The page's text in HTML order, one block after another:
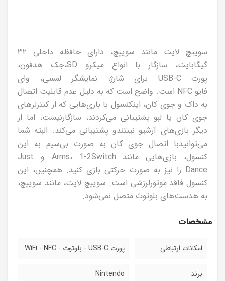
سوییچ لایت مانند سوییچ، دارای حافظه داخلی ۳۲
گیگابایت، سازگار با انواع میکرو SD،جک هدفون،
پورتUSB-C برای شارژ، نمایشگر لمسی، وای
فایوNFC است. واضح است که به دلیل عدم قابلیت اتصال
به داک و جوی کان، اینکنسول با بازی‌هایی که از کنترلرهای
جوی کان یا لبو پشتیبانی می‌کردند، سازگارنیست، اما از
دیگر بازی‌های آرشیو نینتندو پشتیبانی می‌کند. البته شما
می‌توانیدبا اتصال جوی کان به صورت بی‌سیم به این
کنسول، بازی‌هایی مانند
Arms، 1-2Switch و Just
Dance را نیز به صورت حرکتی بازی کنید. همچنین، این
کنسول فاقد موتورلرزشی است. سوییچ لایت، مانند سوییچ،
به هدست‌های بلوتوث متصل نمی‌شود.
مشخصات
امکانات ارتباطی پورت USB-C - بلوتوث - WiFi - NFC
برند Nintendo